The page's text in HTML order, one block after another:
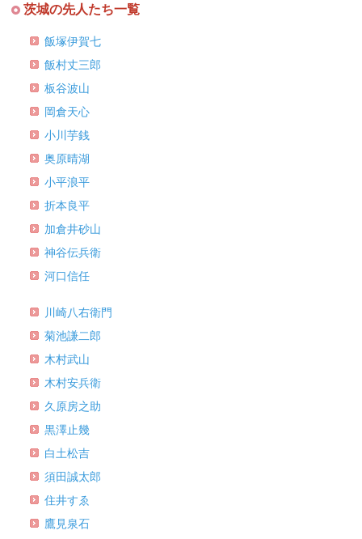
茨城の先人たち一覧
飯塚伊賀七
飯村丈三郎
板谷波山
岡倉天心
小川芋銭
奥原晴湖
小平浪平
折本良平
加倉井砂山
神谷伝兵衛
河口信任
川崎八右衛門
菊池謙二郎
木村武山
木村安兵衛
久原房之助
黒澤止幾
白土松吉
須田誠太郎
住井すゑ
鷹見泉石